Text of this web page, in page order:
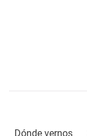
Dónde vernos